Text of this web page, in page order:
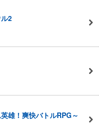
2
雄！爽快バトルRPG～